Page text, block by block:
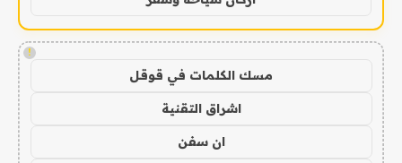
!
مسك الكلمات في قوقل
اشراق التقنية
ان سفن